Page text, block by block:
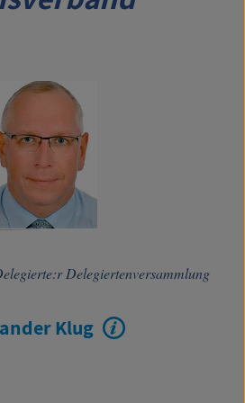
Delegiertenversammlung
Klug